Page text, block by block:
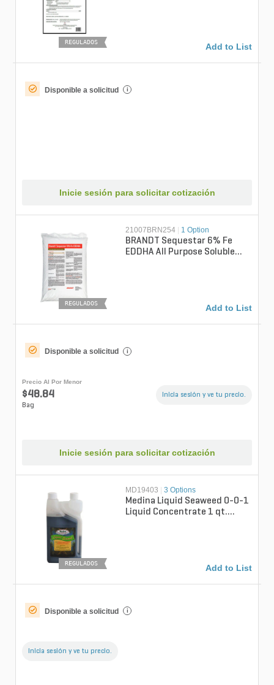
REGULADOS Add to List
Disponible a solicitud i
Inicie sesión para solicitar cotización
REGULADOS
21007BRN254 1 Option
BRANDT Sequestar 6% Fe
EDDHA All Purpose Soluble
Add to List
Disponible a solicitud i
Precio Al Por Menor
$48.84
Bag
Inicia sesión y ve tu precio.
Inicie sesión para solicitar cotización
REGULADOS
MD19403 | 3 Options
Medina Liquid Seaweed 0-0-1
Liquid Concentrate 1 qt.
Add to List
Disponible a solicitud i
Inicia sesión y ve tu precio.